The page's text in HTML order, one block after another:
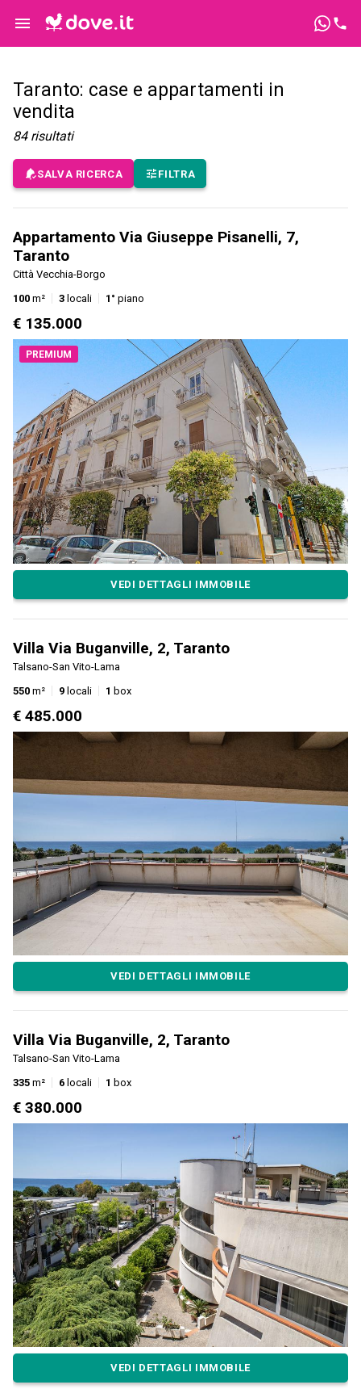
Taranto: case e appartamenti in
vendita
84 risultati
SALVA RICERCA FILTRA
Appartamento Via Giuseppe Pisanelli, 7,
Taranto
Città Vecchia-Borgo
100 m² 3 locali 1° piano
€ 135.000
PREMIUM
VEDI DETTAGLI IMMOBILE
Villa Via Buganville, 2, Taranto
Talsano-San Vito-Lama
550 m² 9 locali 1 box
€ 485.000
VEDI DETTAGLI IMMOBILE
Villa Via Buganville, 2, Taranto
Talsano-San Vito-Lama
335 m² 6 locali 1 box
€ 380.000
VEDI DETTAGLI IMMOBILE